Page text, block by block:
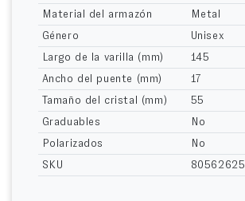
Material del armazón
Metal
Género
Unisex
Largo de la varilla (mm)
145
Ancho del puente (mm)
17
Tamaño del cristal (mm)
55
Graduables
No
Polarizados
No
SKU